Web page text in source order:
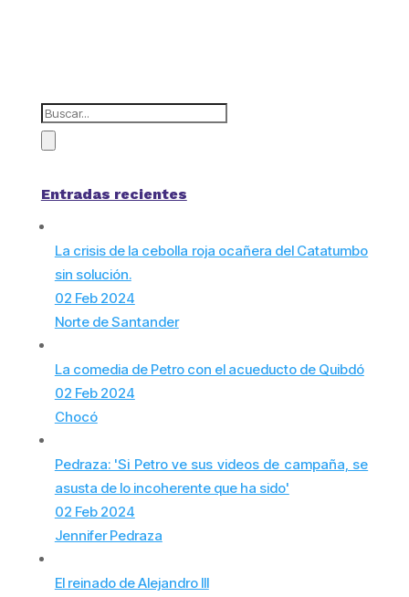
Entradas recientes
La crisis de la cebolla roja ocañera del Catatumbo
sin solución.
02 Feb 2024
Norte de Santander
La comedia de Petro con el acueducto de Quibdó
02 Feb 2024
Chocó
Pedraza: 'Si Petro ve sus videos de campaña, se
asusta de lo incoherente que ha sido'
02 Feb 2024
Jennifer Pedraza
El reinado de Alejandro III